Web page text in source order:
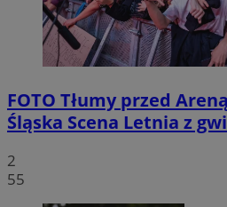
FOTO Tłumy przed
Śląska Scena Letnia z
2
55